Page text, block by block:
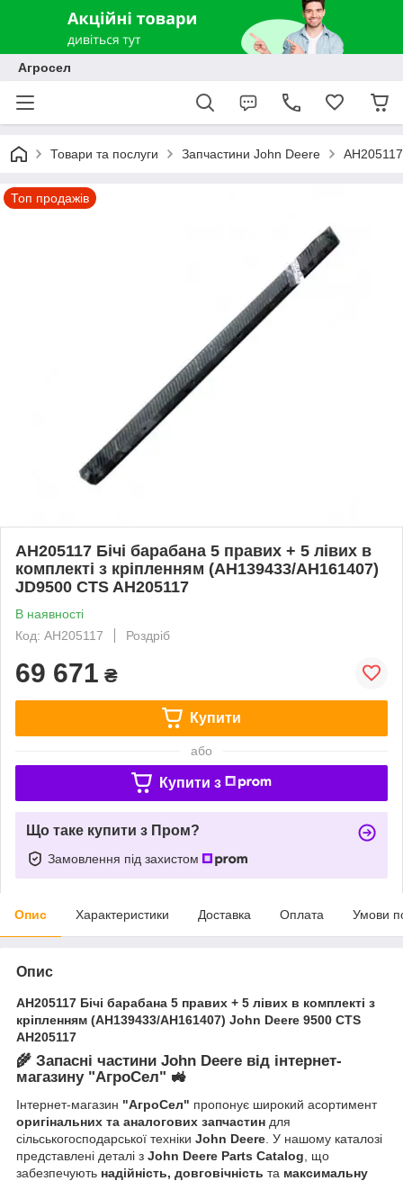
Агросел
Товари та послуги Запчастини John Deere
Топ продажів
AH205117 Бічі барабана 5 правих + 5 лівих в
комплекті з кріпленням (AH139433/AH161407)
JD9500 CTS AH205117
В наявності
Код: AH205117
Роздріб
69 671 ₴
Купити
або
Купити з
Що таке купити з Пром?
Замовлення під захистом
Опис Характеристики Доставка Оплата Умови
Опис
AH205117 Бічі барабана 5 правих + 5 лівих в комплекті з
кріпленням (AH139433/AH161407) John Deere 9500 CTS
AH205117
🌾 Запасні частини John Deere від інтернет-
магазину "АгроСел" 🚜
Інтернет-магазин "АгроСел" пропонує широкий асортимент
оригінальних та аналогових запчастин для
сільськогосподарської техніки John Deere . У нашому каталозі
представлені деталі з John Deere Parts Catalog , що
забезпечують надійність, довговічність та максимальну